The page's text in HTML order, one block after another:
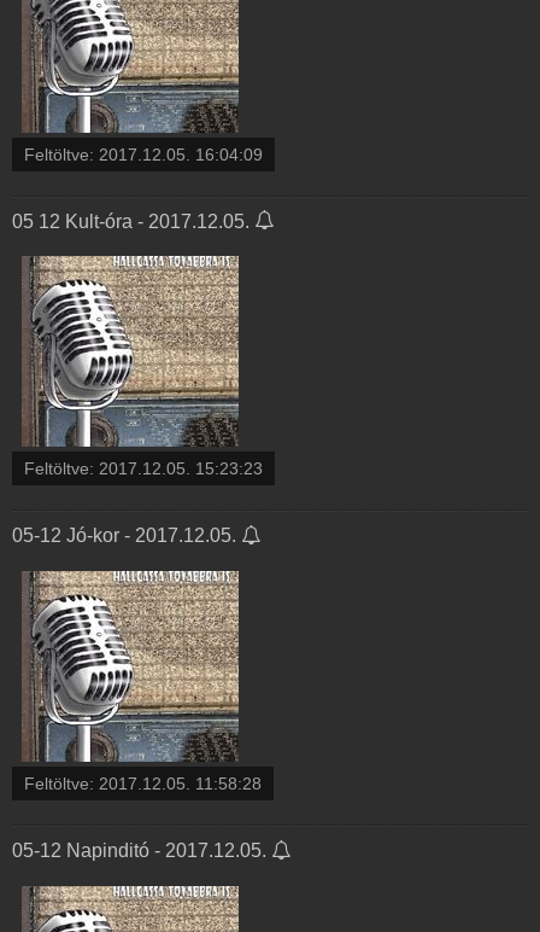
Feltöltve: 2017.12.05. 16:04:09
05 12 Kult-óra - 2017.12.05.
Feltöltve: 2017.12.05. 15:23:23
05-12 Jó-kor - 2017.12.05.
Feltöltve: 2017.12.05. 11:58:28
05-12 Napinditó - 2017.12.05.